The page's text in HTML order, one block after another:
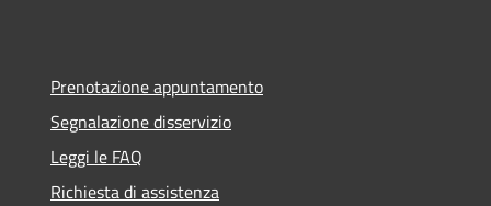
Prenotazione appuntamento
Segnalazione disservizio
Leggi le FAQ
Richiesta di assistenza